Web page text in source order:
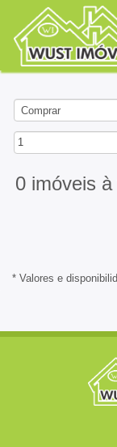
1
0 imóveis à
* Valores e